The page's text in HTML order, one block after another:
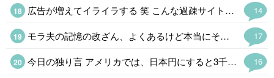
14
広告が増えてイライラする 笑 こんな過疎サイトなのに、なんで増えるの?
17
モラ夫の記憶の改ざん、よくあるけど本当にそう思い込んでるのか、わざとなのか、どっちだろう どっちにしても、あんさん別れなはれなのは同じだけどね
16
今日の独り言 アメリカでは、日本円にすると3千円程度でサクッと訴えを起こせる制度があるんだけど デート中の映画館でスマホをイジっていたデート相手を訴えた男がいてね、少し前に話題になったんだけど 女は映画やデートが面白くないからスマホイジっていたとしたら 悪夢のデートが終わっても悪夢だった 笑